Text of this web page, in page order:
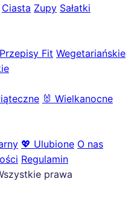
Ciasta Zupy Sałatki
Przepisy Fit Wegetariańskie
🐰 Wielkanocne
💖 Ulubione O nas
Regulamin
prawa